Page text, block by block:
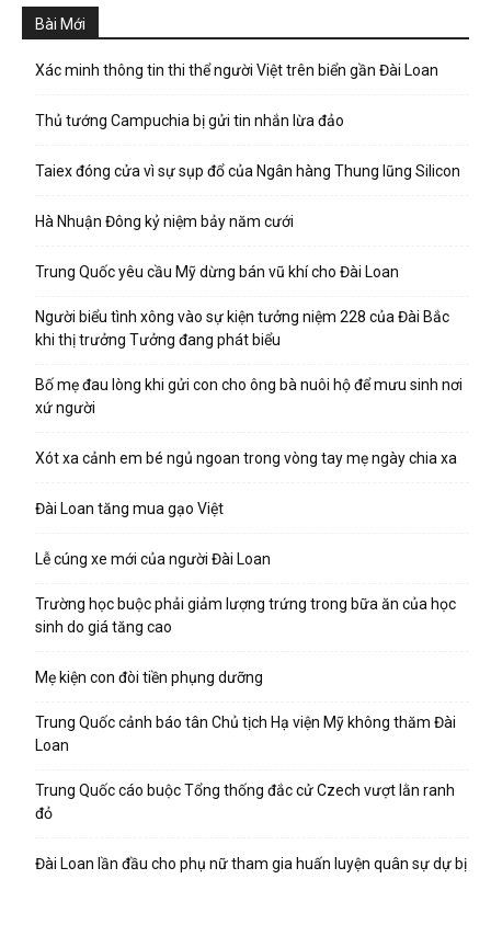
Bài Mới
Xác minh thông tin thi thể người Việt trên biển gần Đài Loan
Thủ tướng Campuchia bị gửi tin nhắn lừa đảo
Taiex đóng cửa vì sự sụp đổ của Ngân hàng Thung lũng Silicon
Hà Nhuận Đông kỷ niệm bảy năm cưới
Trung Quốc yêu cầu Mỹ dừng bán vũ khí cho Đài Loan
Người biểu tình xông vào sự kiện tưởng niệm 228 của Đài Bắc
khi thị trưởng Tưởng đang phát biểu
Bố mẹ đau lòng khi gửi con cho ông bà nuôi hộ để mưu sinh nơi
xứ người
Xót xa cảnh em bé ngủ ngoan trong vòng tay mẹ ngày chia xa
Đài Loan tăng mua gạo Việt
Lễ cúng xe mới của người Đài Loan
Trường học buộc phải giảm lượng trứng trong bữa ăn của học
sinh do giá tăng cao
Mẹ kiện con đòi tiền phụng dưỡng
Trung Quốc cảnh báo tân Chủ tịch Hạ viện Mỹ không thăm Đài
Loan
Trung Quốc cáo buộc Tổng thống đắc cử Czech vượt lằn ranh
đỏ
Đài Loan lần đầu cho phụ nữ tham gia huấn luyện quân sự dự bị